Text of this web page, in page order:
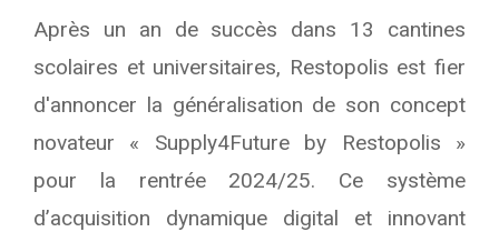
Après un an de succès dans 13 cantines
scolaires et universitaires, Restopolis est fier
d'annoncer la généralisation de son concept
novateur « Supply4Future by Restopolis »
pour la rentrée 2024/25. Ce système
d’acquisition dynamique digital et innovant